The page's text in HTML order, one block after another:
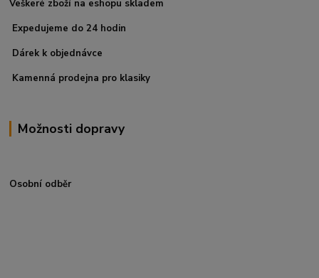
Veškeré zboží na eshopu skladem
Expedujeme do 24 hodin
Dárek k objednávce
Kamenná prodejna pro klasiky
Možnosti dopravy
Osobní odběr